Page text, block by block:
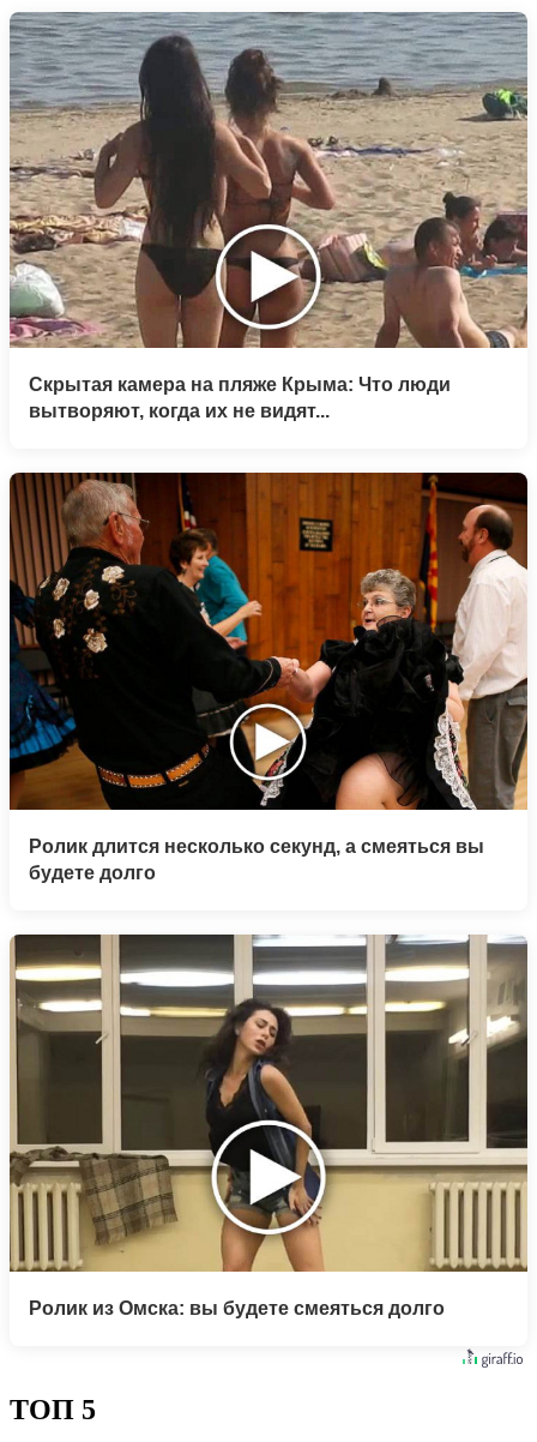
Скрытая камера на пляже Крыма: Что люди
вытворяют, когда их не видят...
Ролик длится несколько секунд, а смеяться вы
будете долго
Ролик из Омска: вы будете смеяться долго
ТОП 5